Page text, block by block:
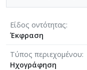
Είδος οντότητας
Έκφραση
Τύπος περιεχομένου
Ηχογράφηση